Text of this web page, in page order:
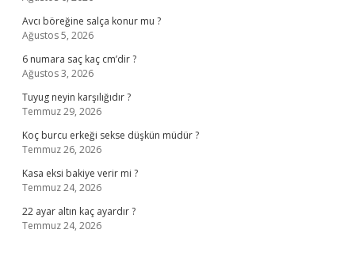
Avcı böreğine salça konur mu ?
Ağustos 5, 2026
6 numara saç kaç cm’dir ?
Ağustos 3, 2026
Tuyug neyin karşılığıdır ?
Temmuz 29, 2026
Koç burcu erkeği sekse düşkün müdür ?
Temmuz 26, 2026
Kasa eksi bakiye verir mi ?
Temmuz 24, 2026
22 ayar altın kaç ayardır ?
Temmuz 24, 2026